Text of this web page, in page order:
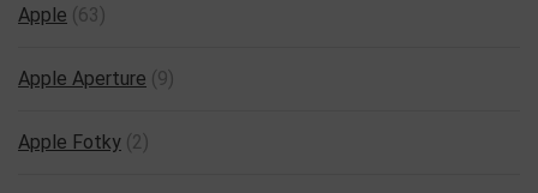
Apple (63)
Apple Aperture (9)
Apple Fotky (2)